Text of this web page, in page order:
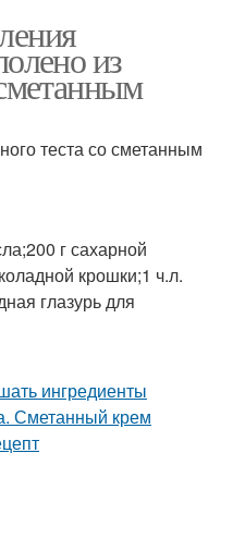
из
теста со сметанным
г сахарной
крошки;1 ч.л.
глазурь для